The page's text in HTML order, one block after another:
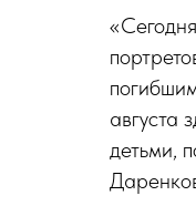
августа
детьми,